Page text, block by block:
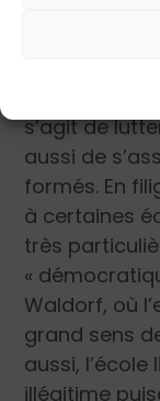
Quand on
s’agit de
aussi de
formés. En
à certaines
très
«
Waldorf, où
grand sens
aussi,
illégitime